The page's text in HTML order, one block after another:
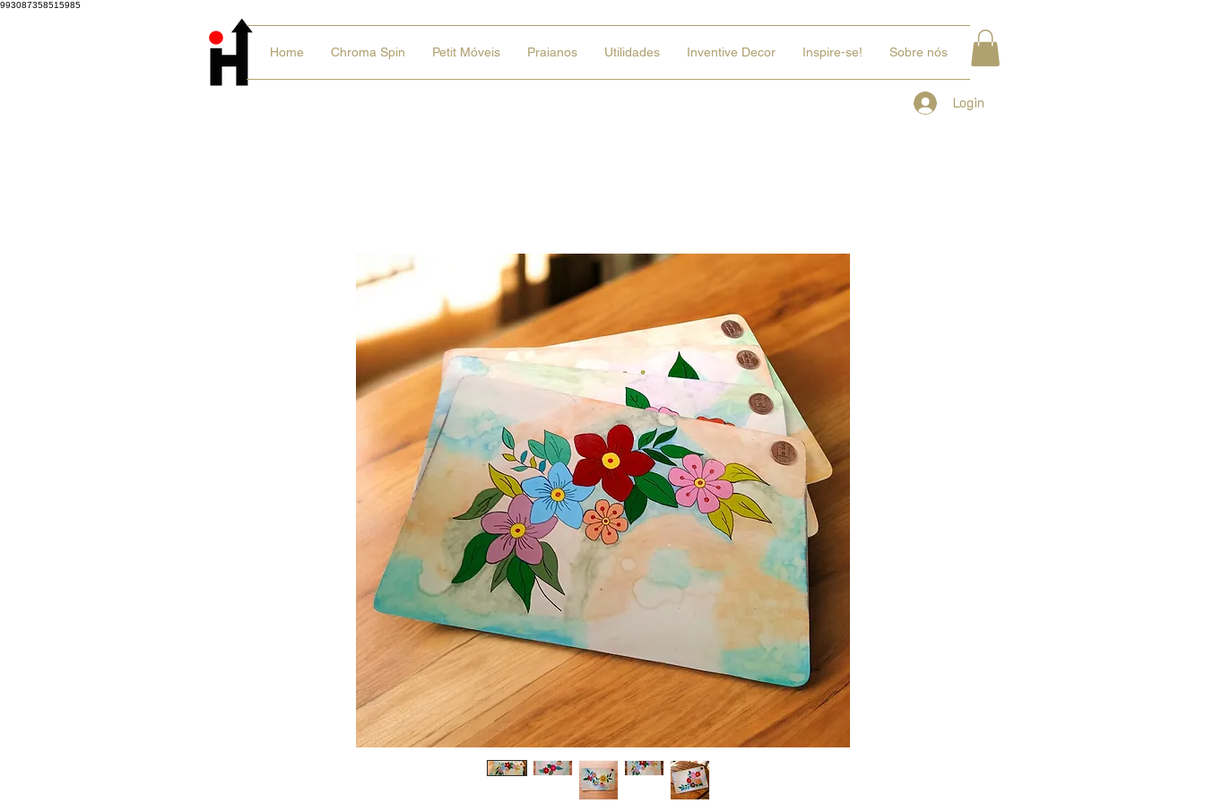
993087358515985
Home Chroma Spin Petit Móveis Praianos Utilidades Inventive Decor Inspire-se! Sobre nós
Login